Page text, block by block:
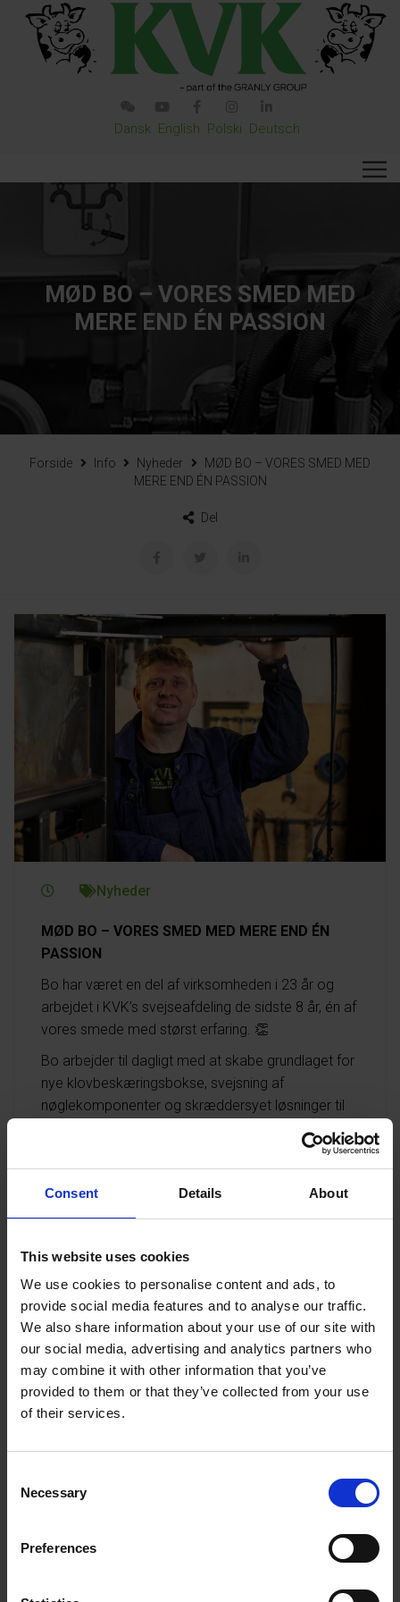
Consent Details About
This website uses cookies
We use cookies to personalise content and ads, to
provide social media features and to analyse our traffic.
We also share information about your use of our site with
our social media, advertising and analytics partners who
may combine it with other information that you’ve
provided to them or that they’ve collected from your use
of their services.
Necessary
Preferences
Dansk English Polski Deutsch
MØD BO – VORES SMED MED
MERE END ÉN PASSION
Forside Info Nyheder
MØD BO – VORES SMED MED
MERE END ÉN PASSION
Del
Nyheder
MØD BO – VORES SMED MED MERE END ÉN
PASSION
Bo har været en del af virksomheden i 23 år og
arbejdet i KVK’s svejseafdeling de sidste 8 år, én af
vores smede med størst erfaring. 👏
Bo arbejder til dagligt med at skabe grundlaget for
nye klovbeskæringsbokse, svejsning af
nøglekomponenter og skræddersyet løsninger til
Bo er ligeledes med, når nye prototyper udvikles –
bokse såvel som tilbehør.🤩
Desuden er Bo sikkerhedsrepræsentant hos KVK,
2007.
👷‍♂️
Med en fortid som musiker (trommer og trompet),
har Bo en dyb passion for musik og specielt Rock
& Roll-musik, men det er ikke hans eneste passion.
Han har også passion for at arbejde med jern og
metal, kvalitetshåndværk og har et skarpt øje for
detaljer, hvilket stemmer godt overens med KVK’s
værdier.👌🥁🎺
den høje KVK-kvalitet og standard.
klovbeskæringsbokse ved at besøge vores
KVK Hydra Klov